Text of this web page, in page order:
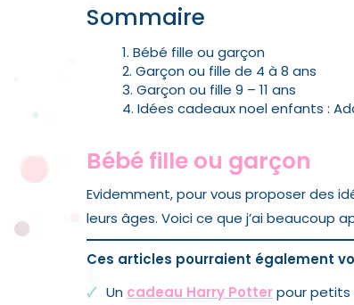
Sommaire
Bébé fille ou garçon
Garçon ou fille de 4 à 8 ans
Garçon ou fille 9 – 11 ans
Idées cadeaux noel enfants :
Bébé fille ou garçon
Evidemment, pour vous proposer des
leurs âges. Voici ce que j’ai beaucoup
Ces articles pourraient également
Un cadeau Harry Potterpour petits